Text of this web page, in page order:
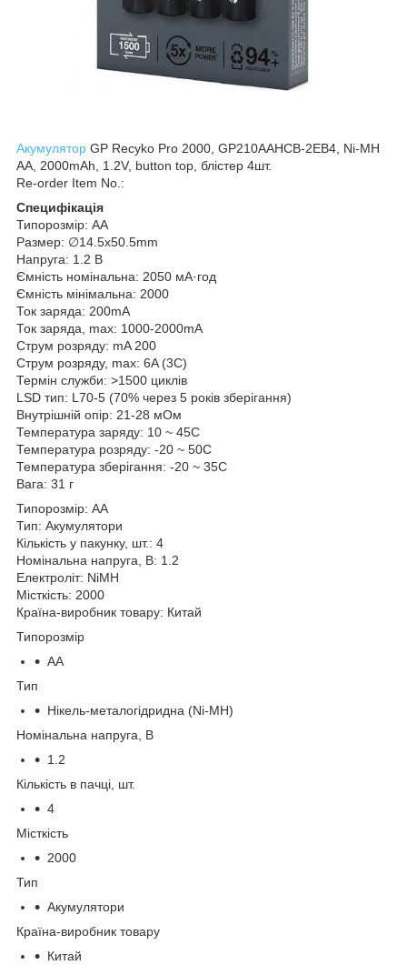
Акумулятор GP Recyko Pro 2000, GP210AAHCB-2EB4, Ni-MH
AA, 2000mAh, 1.2V, button top, блістер 4шт.
Re-order Item No.:
Специфікація
Типорозмір: AA
Размер: ∅14.5x50.5mm
Напруга: 1.2 В
Ємність номінальна: 2050 мА·год
Ємність мінімальна: 2000
Ток заряда: 200mA
Ток заряда, max: 1000-2000mA
Струм розряду: mA 200
Струм розряду, max: 6A (3C)
Термін служби: >1500 циклів
LSD тип: L70-5 (70% через 5 років зберігання)
Внутрішній опір: 21-28 мОм
Температура заряду: 10 ~ 45С
Температура розряду: -20 ~ 50С
Температура зберігання: -20 ~ 35С
Вага: 31 г
Типорозмір: AA
Тип: Акумулятори
Кількість у пакунку, шт.: 4
Номінальна напруга, В: 1.2
Електроліт: NiMH
Місткість: 2000
Країна-виробник товару: Китай
Типорозмір
AA
Тип
Нікель-металогідридна (Ni-MH)
Номінальна напруга, В
1.2
Кількість в пачці, шт.
4
Місткість
2000
Тип
Акумулятори
Країна-виробник товару
Китай